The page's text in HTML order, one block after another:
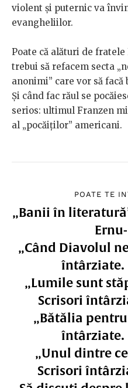
violent și puternic va
evangheliilor.
Poate că alături de
trebui să refacem secta
anonimi” care vor să
Și când fac răul se
serios: ultimul Franzen
al „pocăiților” americani.
POATE TE
„Banii în
Ernu-
„Când Diavolul
întârziate.
„Lumile sunt
Scrisori
„Bătălia
întârziate.
„Unul dintre
Scrisori